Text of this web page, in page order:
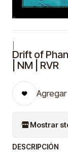
Drift of
| NM | RVR
Mostrar
DESCRIPCIÓN